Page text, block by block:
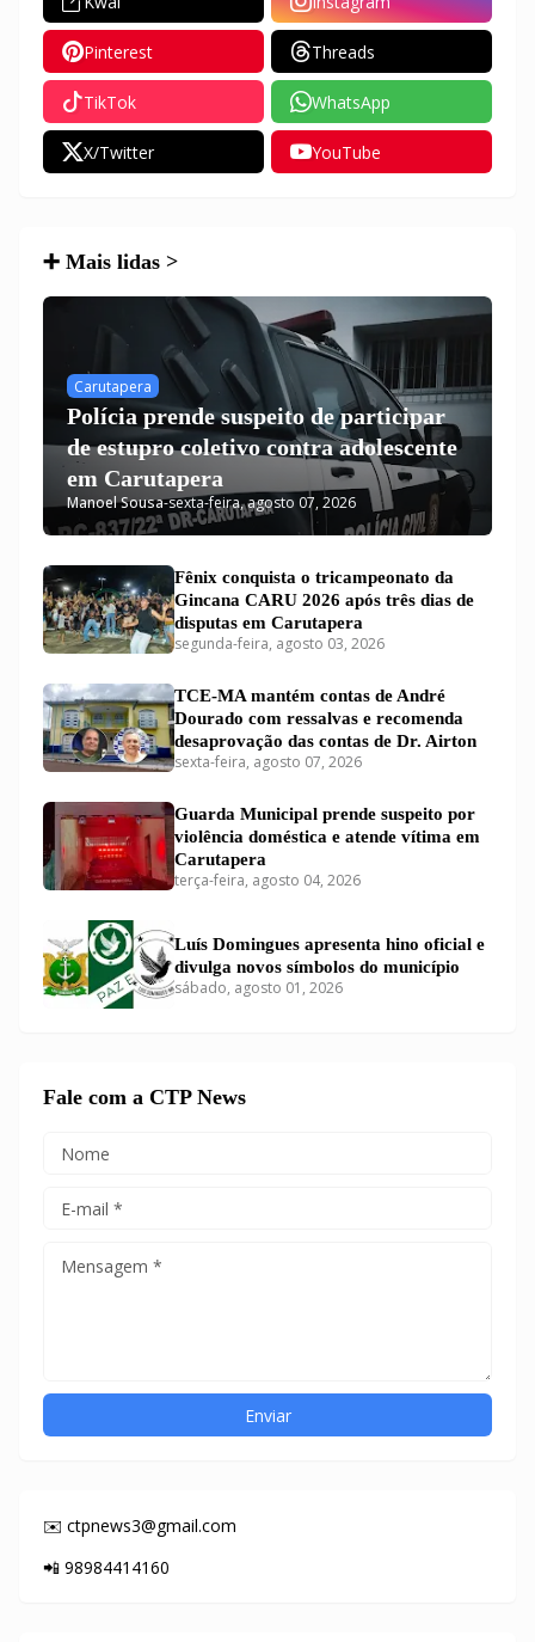
Pinterest Threads
TikTok WhatsApp
X/Twitter YouTube
➕ Mais lidas >
Carutapera
Polícia prende suspeito de participar
de estupro coletivo contra adolescente
em Carutapera
Manoel Sousa-sexta-feira, agosto 07, 2026
Fênix conquista o tricampeonato da
Gincana CARU 2026 após três dias de
disputas em Carutapera
segunda-feira, agosto 03, 2026
TCE-MA mantém contas de André
Dourado com ressalvas e recomenda
desaprovação das contas de Dr. Airton
sexta-feira, agosto 07, 2026
Guarda Municipal prende suspeito por
violência doméstica e atende vítima em
Carutapera
terça-feira, agosto 04, 2026
Luís Domingues apresenta hino oficial e
divulga novos símbolos do município
sábado, agosto 01, 2026
Fale com a CTP News
✉️ ctpnews3@gmail.com
📲 98984414160